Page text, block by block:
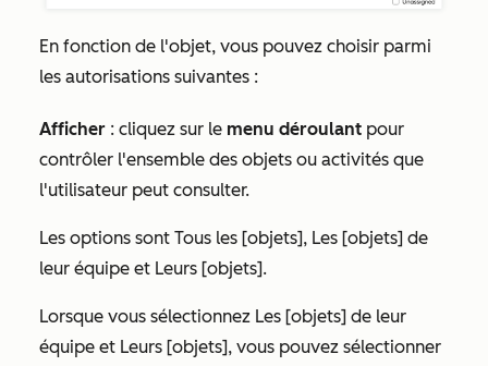
En fonction de l'objet, vous pouvez choisir parmi
les autorisations suivantes :
Afficher : cliquez sur le menu déroulant pour
contrôler l'ensemble des objets ou activités que
l'utilisateur peut consulter.
Les options sont Tous les [objets], Les [objets] de
leur équipe et Leurs [objets].
Lorsque vous sélectionnez Les [objets] de leur
équipe et Leurs [objets], vous pouvez sélectionner